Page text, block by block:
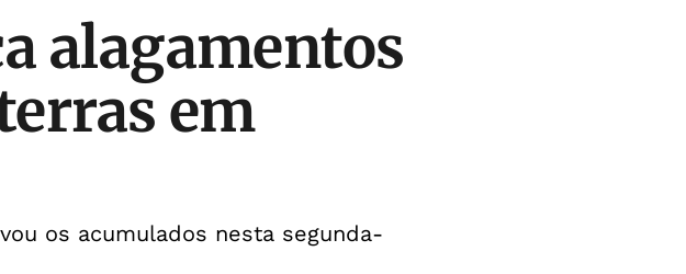
alagamentos
em
os acumulados nesta segunda-